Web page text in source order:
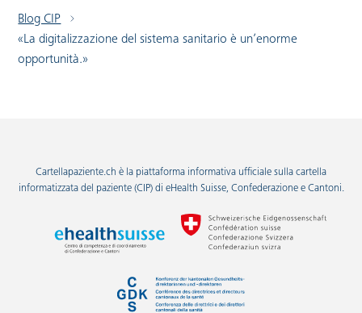
Blog CIP
«La digitalizzazione del sistema sanitario è un’enorme
opportunità.»
Cartellapaziente.ch è la piattaforma informativa ufficiale sulla cartella
informatizzata del paziente (CIP) di eHealth Suisse, Confederazione e Cantoni.